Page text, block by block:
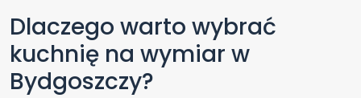
Dlaczego warto wybrać
kuchnię na wymiar w
Bydgoszczy?